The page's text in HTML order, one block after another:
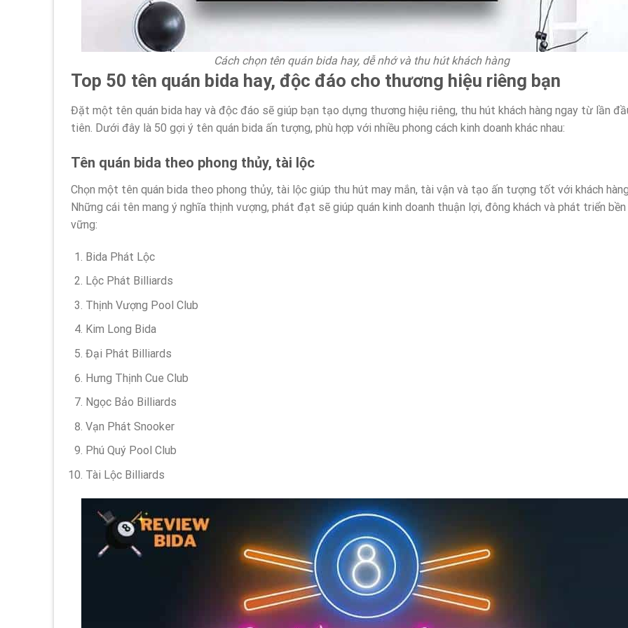
Cách chọn tên quán bida hay, dễ nhớ và thu hút khách hàng
Top 50 tên quán bida hay, độc đáo cho thương hiệu riêng bạn
Đặt một tên quán bida hay và độc đáo sẽ giúp bạn tạo dựng thương hiệu riêng, thu hút khách hàng ngay từ lần
tiên. Dưới đây là 50 gợi ý tên quán bida ấn tượng, phù hợp với nhiều phong cách kinh doanh khác nhau:
Tên quán bida theo phong thủy, tài lộc
Chọn một tên quán bida theo phong thủy, tài lộc giúp thu hút may mắn, tài vận và tạo ấn tượng tốt với khách
Những cái tên mang ý nghĩa thịnh vượng, phát đạt sẽ giúp quán kinh doanh thuận lợi, đông khách và phát triển bền
vững:
Bida Phát Lộc
Lộc Phát Billiards
Thịnh Vượng Pool Club
Kim Long Bida
Đại Phát Billiards
Hưng Thịnh Cue Club
Ngọc Bảo Billiards
Vạn Phát Snooker
Phú Quý Pool Club
Tài Lộc Billiards